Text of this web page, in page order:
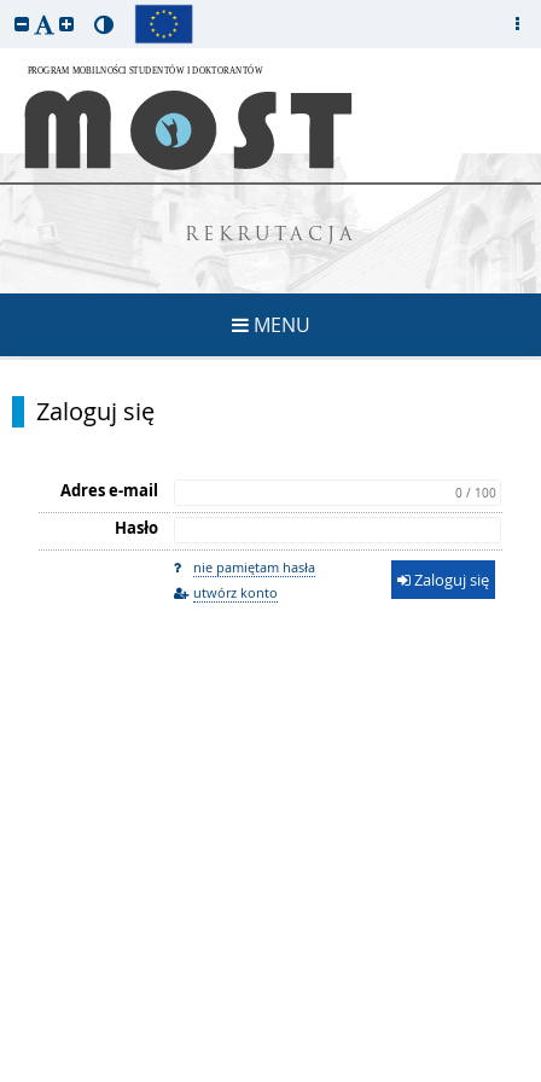
REKRUTACJA
MENU
Zaloguj się
Adres e-mail 0 / 100
Hasło
nie pamiętam hasła
utwórz konto
Zaloguj się